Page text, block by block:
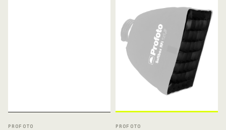
PROFOTO PROFOTO